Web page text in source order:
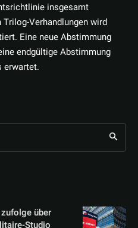
insgesamt
Verhandlungen wird
Eine neue Abstimmung
endgültige Abstimmung
erwartet.
über
Studio